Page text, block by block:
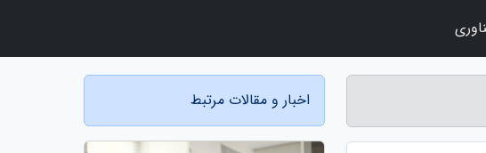
اخبار و مقالات مرتبط